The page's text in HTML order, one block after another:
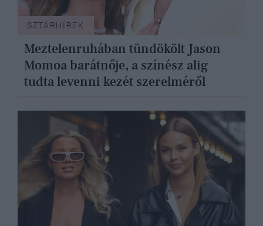
SZTÁRHÍREK
Meztelenruhában tündökölt Jason
Momoa barátnője, a színész alig
tudta levenni kezét szerelméről